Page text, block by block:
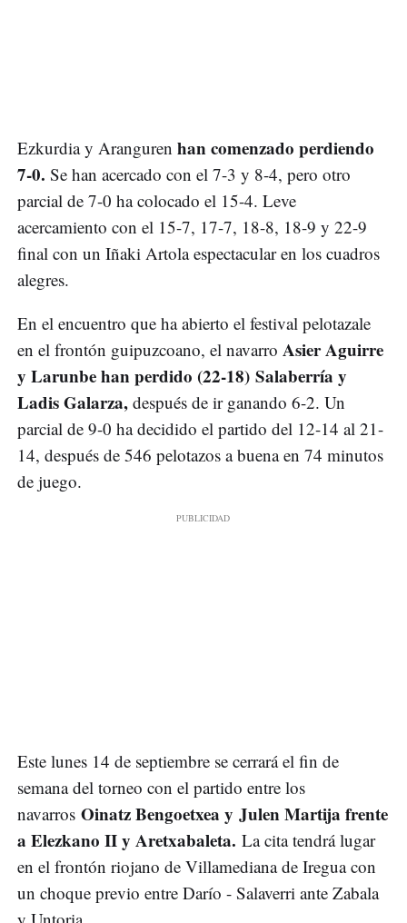
Ezkurdia y Aranguren han comenzado perdiendo
7-0. Se han acercado con el 7-3 y 8-4, pero otro
parcial de 7-0 ha colocado el 15-4. Leve
acercamiento con el 15-7, 17-7, 18-8, 18-9 y 22-9
final con un Iñaki Artola espectacular en los cuadros
alegres.
En el encuentro que ha abierto el festival pelotazale
en el frontón guipuzcoano, el navarro Asier Aguirre
y Larunbe han perdido (22-18) Salaberría y
Ladis Galarza, después de ir ganando 6-2. Un
parcial de 9-0 ha decidido el partido del 12-14 al 21-
14, después de 546 pelotazos a buena en 74 minutos
de juego.
Este lunes 14 de septiembre se cerrará el fin de
semana del torneo con el partido entre los
navarros Oinatz Bengoetxea y Julen Martija frente
a Elezkano II y Aretxabaleta. La cita tendrá lugar
en el frontón riojano de Villamediana de Iregua con
un choque previo entre Darío - Salaverri ante Zabala